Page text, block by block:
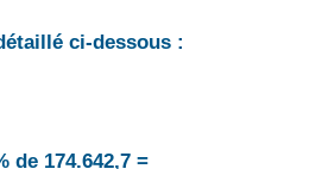
ci-dessous :
de 174.642,7 =